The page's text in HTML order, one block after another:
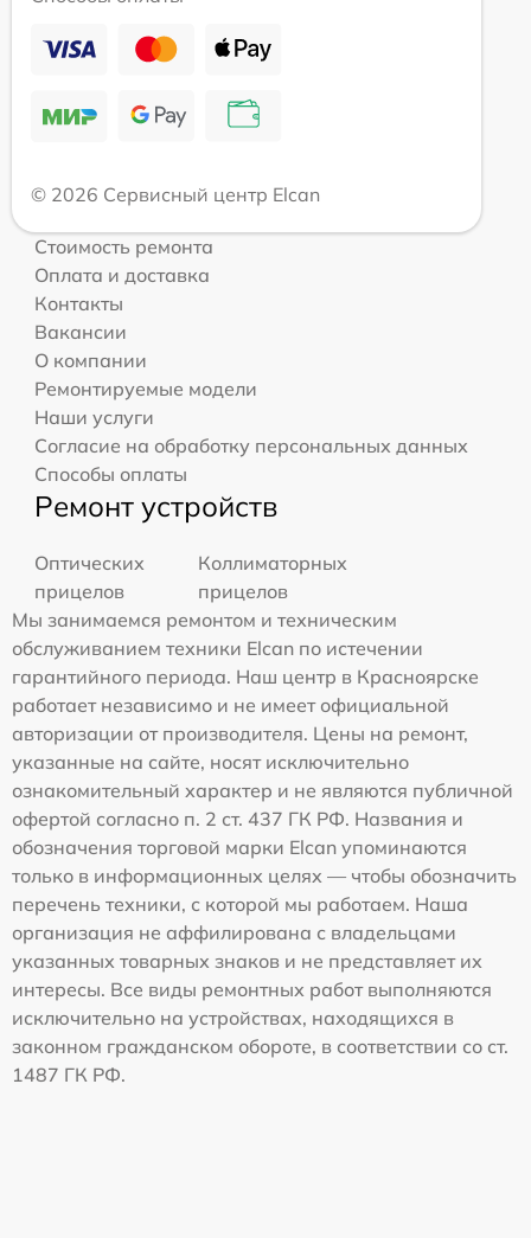
© 2026 Сервисный центр Elcan
Стоимость ремонта
Оплата и доставка
Контакты
Вакансии
О компании
Ремонтируемые модели
Наши услуги
Согласие на обработку персональных данных
Способы оплаты
Ремонт устройств
Оптических
прицелов
Коллиматорных
прицелов
Мы занимаемся ремонтом и техническим
обслуживанием техники Elcan по истечении
гарантийного периода. Наш центр в Красноярске
работает независимо и не имеет официальной
авторизации от производителя. Цены на ремонт,
указанные на сайте, носят исключительно
ознакомительный характер и не являются публичной
офертой согласно п. 2 ст. 437 ГК РФ. Названия и
обозначения торговой марки Elcan упоминаются
только в информационных целях — чтобы обозначить
перечень техники, с которой мы работаем. Наша
организация не аффилирована с владельцами
указанных товарных знаков и не представляет их
интересы. Все виды ремонтных работ выполняются
исключительно на устройствах, находящихся в
законном гражданском обороте, в соответствии со ст.
1487 ГК РФ.